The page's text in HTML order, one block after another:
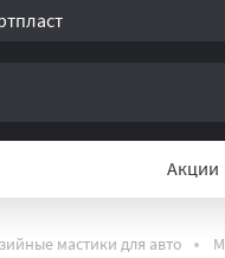
Акции
мастики для авто